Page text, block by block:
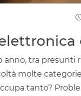
tra presunti
molte
tanto?